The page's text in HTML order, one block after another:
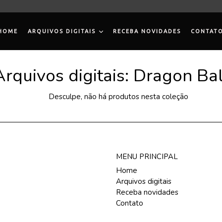
ARQUIVOS DIGITAIS RECEBA NOVIDADES CONTATO
digitais: Dragon
Desculpe, não há produtos nesta coleção
MENU PRINCIPAL
Home
Arquivos digitais
Receba novidades
Contato